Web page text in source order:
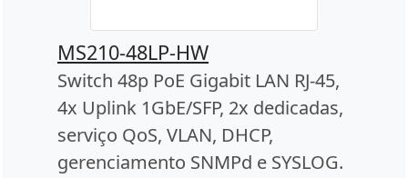
MS210-48LP-HW
Switch 48p PoE Gigabit LAN RJ-45,
4x Uplink 1GbE/SFP, 2x dedicadas,
serviço QoS, VLAN, DHCP,
gerenciamento SNMPd e SYSLOG.